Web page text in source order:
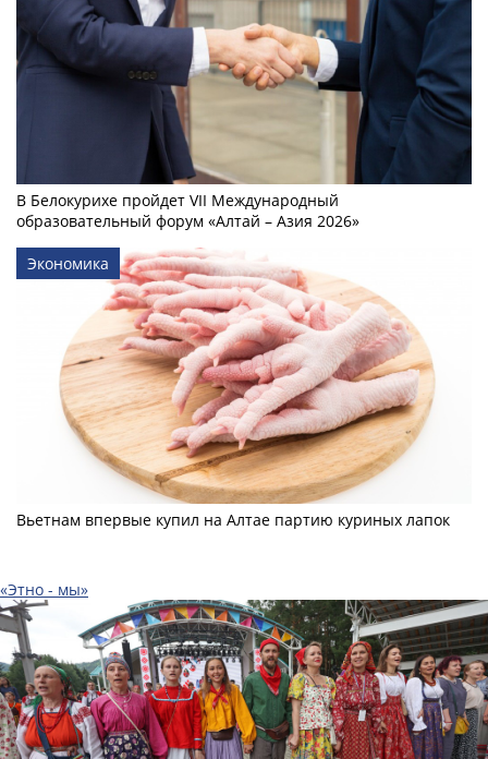
В Белокурихе пройдет VII Международный
образовательный форум «Алтай – Азия 2026»
Экономика
Вьетнам впервые купил на Алтае партию куриных лапок
«Этно - мы»